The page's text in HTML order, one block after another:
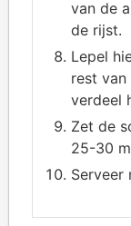
van de
de rijst.
Lepel
rest
verdeel
Zet de
25-30
Serveer